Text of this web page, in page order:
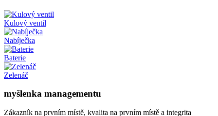
Kulový ventil
Nabíječka
Baterie
Zelenáč
myšlenka managementu
Zákazník na prvním místě, kvalita na prvním místě a integrita